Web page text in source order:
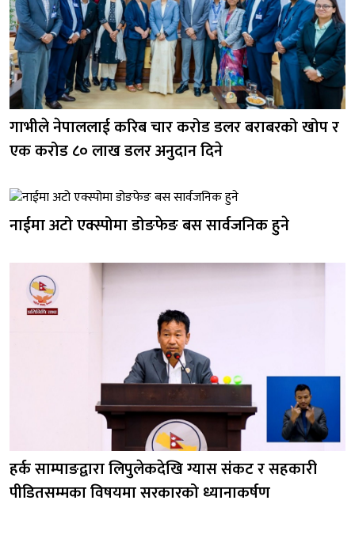
गाभीले नेपाललाई करिब चार करोड डलर बराबरको खोप र
एक करोड ८० लाख डलर अनुदान दिने
नाईमा अटो एक्स्पोमा डोङफेङ बस सार्वजनिक हुने
हर्क साम्पाङद्वारा लिपुलेकदेखि ग्यास संकट र सहकारी
पीडितसम्मका विषयमा सरकारको ध्यानाकर्षण